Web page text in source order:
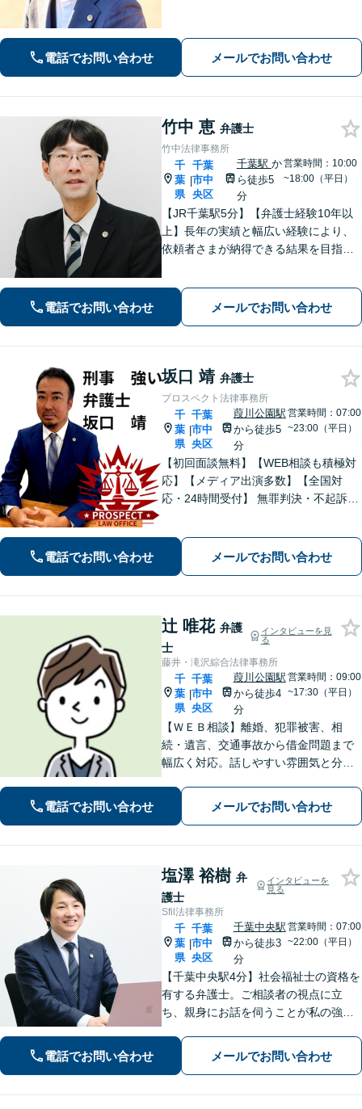
電話でお問い合わせ メールでお問い合わせ
竹中 恵 弁護士
竹中法律事務所
千
葉
県
|
千葉
市中
央区
千葉駅 か
ら徒歩5
分
営業時間：10:00
~18:00（平日）
【JR千葉駅5分】【弁護士経験10年以
上】長年の実績と幅広い経験により、
依頼者さまが納得できる結果を目指し
い】オーナーの方からの案件を解決し
た実績多数【初回相談無料】
電話でお問い合わせ メールでお問い合わせ
坂口 靖 弁護士
プロスペクト法律事務所
千
葉
県
|
千葉
市中
央区
葭川公園駅
から徒歩5
分
営業時間：07:00
~23:00（平日）
【初回面談無料】【WEB相談も積極対
応】【メディア出演多数】【全国対
応・24時間受付】 無罪判決・不起訴多
結果へ。粘り強く、鋭く、そして迅速
に。明朗な料金体系で安心サポート。
電話でお問い合わせ メールでお問い合わせ
辻 唯花 弁護
士
インタビューを見
る
藤井・滝沢綜合法律事務所
千
葉
県
|
千葉
市中
央区
葭川公園駅
から徒歩4
分
営業時間：09:00
~17:30（平日）
【ＷＥＢ相談】離婚、犯罪被害、相
続・遺言、交通事故から借金問題まで
幅広く対応。話しやすい雰囲気と分か
者支援案件の豊富な経験で培った知見
でお話を十分にお聞きし、心に寄り添
電話でお問い合わせ メールでお問い合わせ
塩澤 裕樹 弁
護士
インタビューを
見る
Sfil法律事務所
千
葉
県
|
千葉
市中
央区
千葉中央駅
から徒歩3
分
営業時間：07:00
~22:00（平日）
【千葉中央駅4分】社会福祉士の資格を
有する弁護士。ご相談者の視点に立
ち、親身にお話を伺うことが私の強み
だろうか」と迷われている方でも、ま
ずはお気軽にご相談ください【休日・
電話でお問い合わせ メールでお問い合わせ